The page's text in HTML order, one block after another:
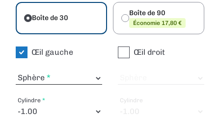
Boîte de 30
Boîte de 90
Économie 17,80 €
Œil gauche
Sphère
Cylindre
Œil droit
Cylindre